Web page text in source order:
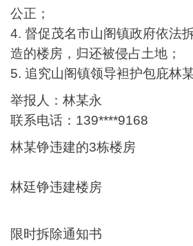
公正；
4.督促茂名市山阁镇政府依法
造的楼房，归还被侵占土地；
5.追究山阁镇领导袒护包庇林
举报人：林某永
联系电话： 139****9168
林某铮违建的3栋楼房
林廷铮违建楼房
限时拆除通知书